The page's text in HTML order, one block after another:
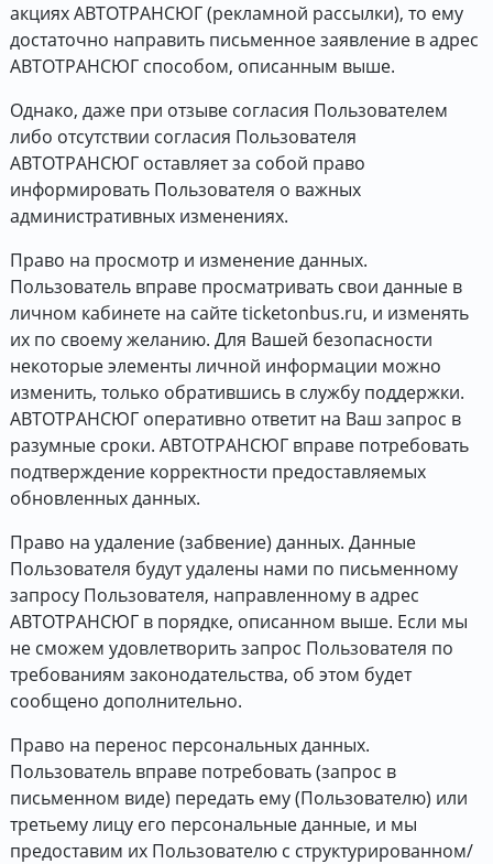
акциях АВТОТРАНСЮГ (рекламной рассылки), то ему
достаточно направить письменное заявление в адрес
АВТОТРАНСЮГ способом, описанным выше.
Однако, даже при отзыве согласия Пользователем
либо отсутствии согласия Пользователя
АВТОТРАНСЮГ оставляет за собой право
информировать Пользователя о важных
административных изменениях.
Право на просмотр и изменение данных.
Пользователь вправе просматривать свои данные в
личном кабинете на сайте ticketonbus.ru, и изменять
их по своему желанию. Для Вашей безопасности
некоторые элементы личной информации можно
изменить, только обратившись в службу поддержки.
АВТОТРАНСЮГ оперативно ответит на Ваш запрос в
разумные сроки. АВТОТРАНСЮГ вправе потребовать
подтверждение корректности предоставляемых
обновленных данных.
Право на удаление (забвение) данных. Данные
Пользователя будут удалены нами по письменному
запросу Пользователя, направленному в адрес
АВТОТРАНСЮГ в порядке, описанном выше. Если мы
не сможем удовлетворить запрос Пользователя по
требованиям законодательства, об этом будет
сообщено дополнительно.
Право на перенос персональных данных.
Пользователь вправе потребовать (запрос в
письменном виде) передать ему (Пользователю) или
третьему лицу его персональные данные, и мы
предоставим их Пользователю с структурированном/